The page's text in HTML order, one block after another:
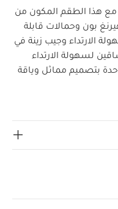
مع هذا الطقم المكون من
بون وحمالات قابلة
الارتداء وجيب زينة في
لسهولة الارتداء
بتصميم مماثل وياقة
غسل على درجة